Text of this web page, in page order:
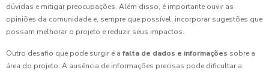
dúvidas e mitigar preocupações. Além disso, é importante ouvir as
opiniões da comunidade e, sempre que possível, incorporar sugestões que
possam melhorar o projeto e reduzir seus impactos.
Outro desafio que pode surgir é a falta de dados e informações sobre a
área do projeto. A ausência de informações precisas pode dificultar a